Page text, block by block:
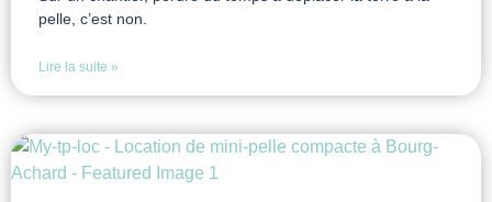
pelle, c’est non.
Lire la suite »